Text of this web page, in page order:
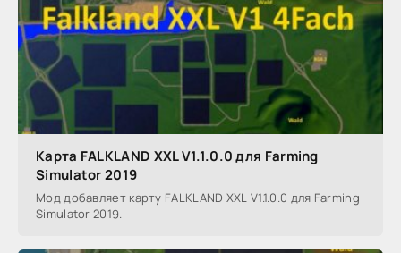
Карта FALKLAND XXL V1.1.0.0 для Farming
Simulator 2019
Мод добавляет карту FALKLAND XXL V1.1.0.0 для Farming
Simulator 2019.